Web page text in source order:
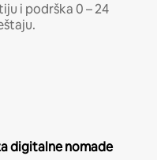
i podrška 0 – 24
digitalne nomade